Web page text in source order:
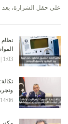
على حقل الشرارة، بعد
1:03 | 8-08-2024
14:06 | 7-08-2024